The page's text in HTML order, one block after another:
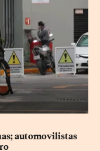
automovilistas